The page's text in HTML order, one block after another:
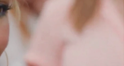
. El resultado: una
cerca de 12
el anochecer.
entre técnicos,